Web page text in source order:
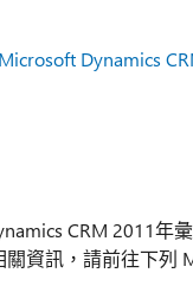
Dynamics
CRM 2011年
資訊，請前往下列